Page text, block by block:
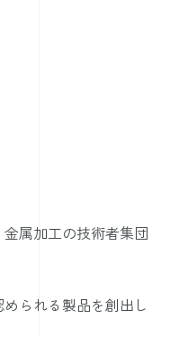
属加工の技術者集団
られる製品を創出し